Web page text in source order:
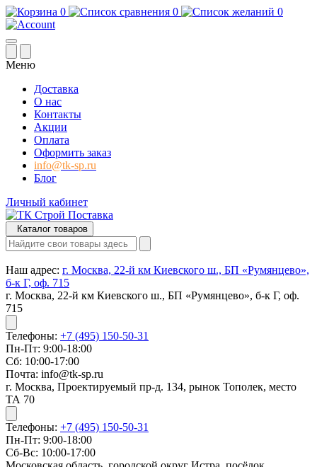
0 0 0
Меню
Доставка
О нас
Контакты
Акции
Оплата
Оформить заказ
info@tk-sp.ru
Блог
Личный кабинет
Каталог товаров
Наш адрес: г. Москва, 22-й км Киевского ш., БП «Румянцево»,
б-к Г, оф. 715
г. Москва, 22-й км Киевского ш., БП «Румянцево», б-к Г, оф.
715
Телефоны: +7 (495) 150-50-31
Пн-Пт: 9:00-18:00
Сб: 10:00-17:00
Почта: info@tk-sp.ru
г. Москва, Проектируемый пр-д. 134, рынок Тополек, место
ТА 70
Телефоны: +7 (495) 150-50-31
Пн-Пт: 9:00-18:00
Сб-Вс: 10:00-17:00